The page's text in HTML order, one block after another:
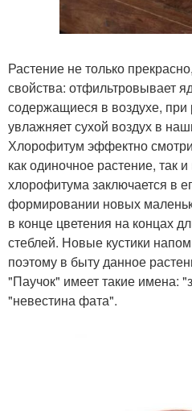
Растение не только
свойства: отфильтровывает
содержащиеся в воздухе,
увлажняет сухой воздух в
Хлорофитум эффектно
как одиночное растение, так
хлорофитума заключается в
формировании новых
в конце цветения на концах
стеблей. Новые кустики
поэтому в быту данное
"Паучок" имеет такие имена:
"невестина фата".